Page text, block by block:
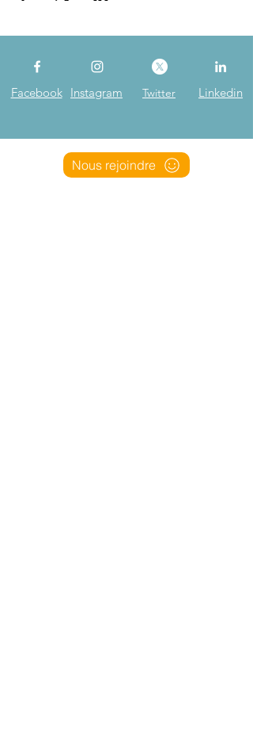
Instagram
Facebook Linkedin
Twitter
Nous rejoindre